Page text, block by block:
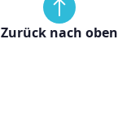
Zurück nach oben